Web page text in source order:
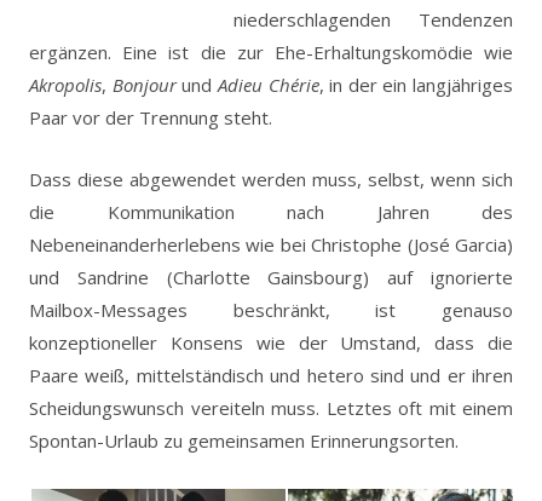
niederschlagenden Tendenzen
ergänzen. Eine ist die zur Ehe-Erhaltungskomödie wie
Akropolis, Bonjourund Adieu Chérie, in der ein langjähriges
Paar vor der Trennung steht.
Dass diese abgewendet werden muss, selbst, wenn sich
die Kommunikation nach Jahren des
Nebeneinanderherlebens wie bei Christophe (José Garcia)
und Sandrine (Charlotte Gainsbourg) auf ignorierte
Mailbox-Messages beschränkt, ist genauso
konzeptioneller Konsens wie der Umstand, dass die
Paare weiß, mittelständisch und hetero sind und er ihren
Scheidungswunsch vereiteln muss. Letztes oft mit einem
Spontan-Urlaub zu gemeinsamen Erinnerungsorten.